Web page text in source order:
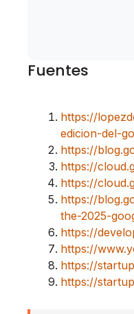
Fuentes
https://
edicion-del-
https://
https://
https://
https://
the-2025-
https://
https://
https://
https://